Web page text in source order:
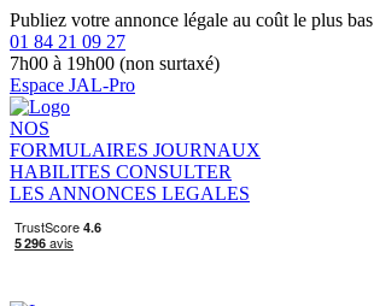
Publiez votre annonce légale au coût le plus bas
01 84 21 09 27
7h00 à 19h00 (non surtaxé)
Espace JAL-Pro
NOS
FORMULAIRES JOURNAUX
HABILITES CONSULTER
LES ANNONCES LEGALES